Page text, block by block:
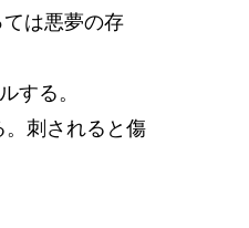
は悪夢の存
する。
。刺されると傷